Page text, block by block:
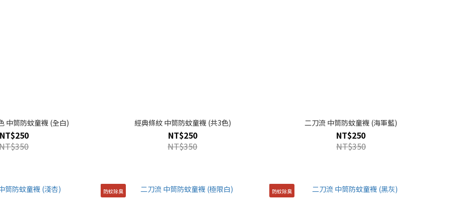
中筒防蚊童襪 (全白)
NT$250
經典條紋 中筒防蚊童襪 (共3色)
NT$250
NT$350
二刀流 中筒防蚊童襪 (海軍藍)
NT$250
NT$350
防蚊除臭 防蚊除臭